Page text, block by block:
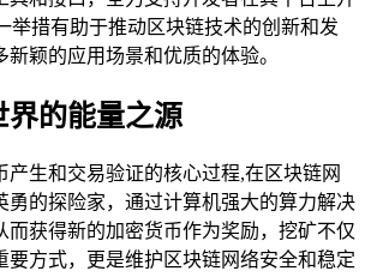
举措有助于推动区块链技术的创新和发
颖的应用场景和优质的体验。
界的能量之源
产生和交易验证的核心过程,在区块链网
勇的探险家，通过计算机强大的算力解决
而获得新的加密货币作为奖励，挖矿不仅
要方式，更是维护区块链网络安全和稳定